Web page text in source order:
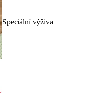
Speciální výživa